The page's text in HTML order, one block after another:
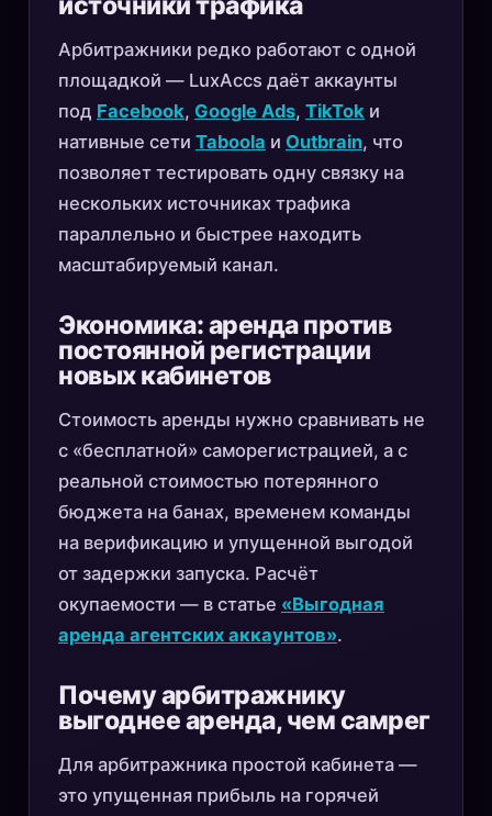
Арбитражники редко работают с одной
площадкой — LuxAccs даёт аккаунты
под Facebook, Google Ads, TikTok и
нативные сети Taboola и Outbrain, что
позволяет тестировать одну связку на
нескольких источниках трафика
параллельно и быстрее находить
масштабируемый канал.
Экономика: аренда против
постоянной регистрации
новых кабинетов
Стоимость аренды нужно сравнивать не
с «бесплатной» саморегистрацией, а с
реальной стоимостью потерянного
бюджета на банах, временем команды
на верификацию и упущенной выгодой
от задержки запуска. Расчёт
окупаемости — в статье «Выгодная
аренда агентских аккаунтов».
Почему арбитражнику
выгоднее аренда, чем самрег
Для арбитражника простой кабинета —
это упущенная прибыль на горячей